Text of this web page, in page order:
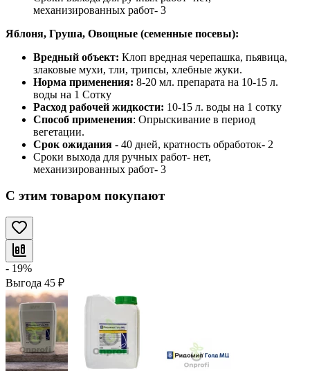
механизированных работ- 3
Яблоня, Груша, Овощные (семенные посевы):
Вредный объект: Клоп вредная черепашка, пьявица,
злаковые мухи, тли, трипсы, хлебные жуки.
Норма применения: 8-20 мл. препарата на 10-15 л.
воды на 1 Сотку
Расход рабочей жидкости: 10-15 л. воды на 1 сотку
Способ применения: Опрыскивание в период
вегетации.
Срок ожидания - 40 дней, кратность обработок- 2
Сроки выхода для ручных работ- нет,
механизированных работ- 3
С этим товаром покупают
- 19%
Выгода 45 ₽